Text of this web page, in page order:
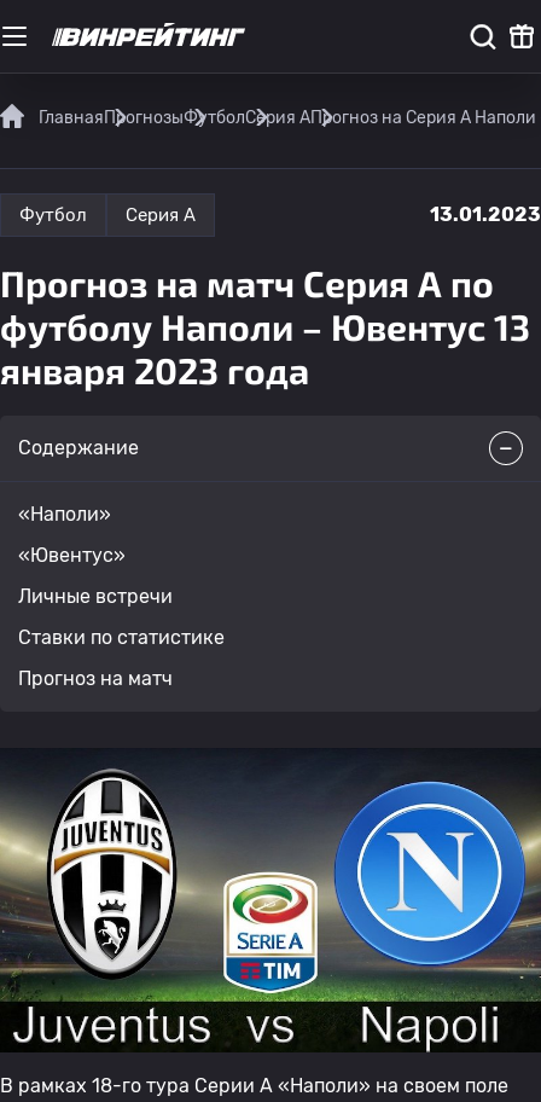
ГлавнаяПрогнозыФутболСерия АПрогноз на Серия А
Футбол Серия А 13.01.2023
Прогноз на матч Серия А по
футболу Наполи – Ювентус 13
января 2023 года
Содержание
«Наполи»
«Ювентус»
Личные встречи
Ставки по статистике
Прогноз на матч
В рамках 18-го тура Серии А «Наполи» на своем поле